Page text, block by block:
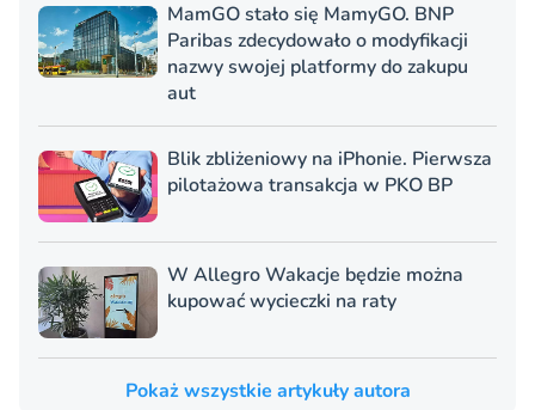
MamGO stało się MamyGO. BNP
Paribas zdecydowało o modyfikacji
nazwy swojej platformy do zakupu
aut
Blik zbliżeniowy na iPhonie. Pierwsza
pilotażowa transakcja w PKO BP
W Allegro Wakacje będzie można
kupować wycieczki na raty
Pokaż wszystkie artykuły autora